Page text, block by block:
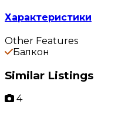
Характеристики
Other Features
Балкон
Similar Listings
4